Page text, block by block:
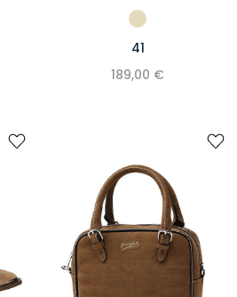
41
189,00 €